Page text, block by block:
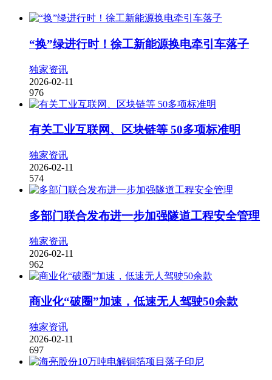
“换”绿进行时！徐工新能源换电牵引车落子
独家资讯
2026-02-11
976
有关工业互联网、区块链等 50多项标准明
独家资讯
2026-02-11
574
多部门联合发布进一步加强隧道工程安全管理
独家资讯
2026-02-11
962
商业化“破圈”加速，低速无人驾驶50余款
独家资讯
2026-02-11
697